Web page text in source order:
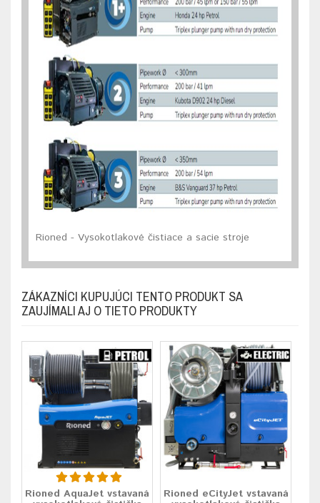
Rioned - Vysokotlakové čistiace a sacie stroje
ZÁKAZNÍCI KUPUJÚCI TENTO PRODUKT SA
ZAUJÍMALI AJ O TIETO PRODUKTY
Rioned AquaJet vstavaná Rioned eCityJet vstavaná